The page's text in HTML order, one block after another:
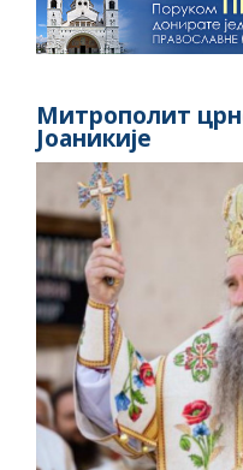
Митрополит
Јоаникије